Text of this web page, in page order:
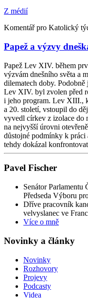
Z médií
Komentář pro Katolický
Papež a výzvy
Papež Lev XIV. během
výzvám dnešního světa a
dilematech doby.
Lev XIV. byl zvolen před
i jeho program. Lev XIII.,
a 20. století, vstoupil do
vyvedl církev z izolace do
na nejvyšší úrovni
důstojné podmínky k práci
tehdy dokázal
Pavel Fischer
Senátor
Předseda Výboru
Dříve pracovník
velvyslanec ve
Více o mně
Novinky a články
Novinky
Rozhovory
Projevy
Podcasty
Videa